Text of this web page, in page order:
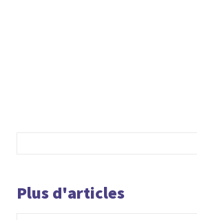
Plus d'articles